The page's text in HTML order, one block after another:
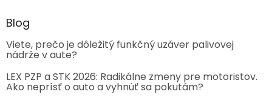
Blog
Viete, prečo je dôležitý funkčný uzáver palivovej
nádrže v aute?
LEX PZP a STK 2026: Radikálne zmeny pre motoristov.
Ako neprísť o auto a vyhnúť sa pokutám?